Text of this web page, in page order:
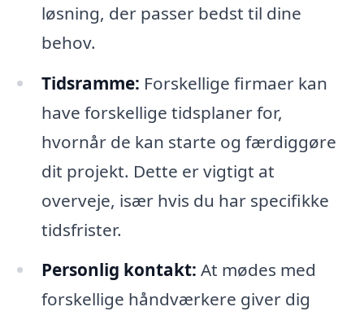
løsning, der passer bedst til dine
behov.
Tidsramme: Forskellige firmaer kan
have forskellige tidsplaner for,
hvornår de kan starte og færdiggøre
dit projekt. Dette er vigtigt at
overveje, især hvis du har specifikke
tidsfrister.
Personlig kontakt: At mødes med
forskellige håndværkere giver dig